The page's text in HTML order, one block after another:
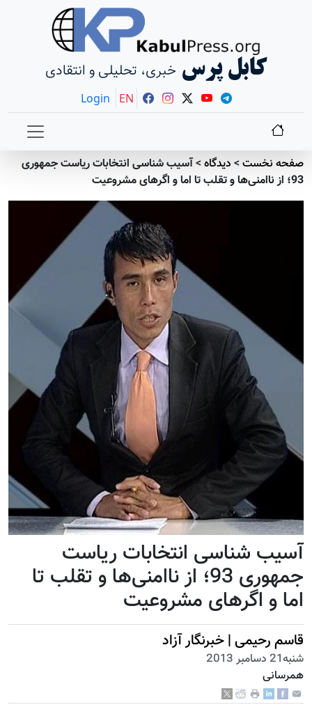
کابل پرس خبری، تحلیلی و انتقادی
Login EN
صفحه نخست> دیدگاه>آسیب شناسی انتخابات ریاست جمهوری
93؛ از ناامنی‌ها و تقلب تا اما و اگرهای مشروعیت
آسیب شناسی انتخابات ریاست
جمهوری 93؛ از ناامنی‌ها و تقلب تا
اما و اگرهای مشروعیت
قاسم رحیمی | خبرنگار آزاد
شنبه21 دسامبر 2013
همرسانی